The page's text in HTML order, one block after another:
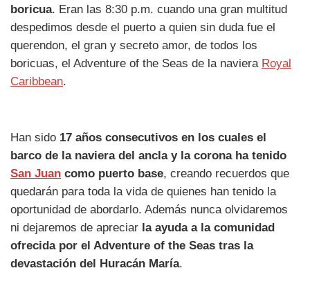
boricua. Eran las 8:30 p.m. cuando una gran multitud
despedimos desde el puerto a quien sin duda fue el
querendon, el gran y secreto amor, de todos los
boricuas, el Adventure of the Seas de la naviera Royal
Caribbean.
Han sido 17 años consecutivos en los cuales el
barco de la naviera del ancla y la corona ha tenido
San Juan como puerto base, creando recuerdos que
quedarán para toda la vida de quienes han tenido la
oportunidad de abordarlo. Además nunca olvidaremos
ni dejaremos de apreciar la ayuda a la comunidad
ofrecida por el Adventure of the Seas tras la
devastación del Huracán María.